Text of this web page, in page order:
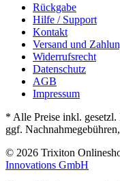
Rückgabe
Hilfe / Support
Kontakt
Versand und
Widerrufsrecht
Datenschutz
AGB
Impressum
* Alle Preise inkl. gesetzl.
ggf.
© 2026 Trixiton
Innovations GmbH